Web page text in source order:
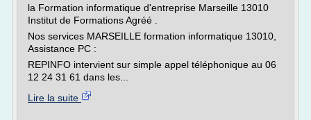
la Formation informatique d'entreprise Marseille 13010
Institut de Formations Agréé .
Nos services MARSEILLE formation informatique 13010,
Assistance PC :
REPINFO intervient sur simple appel téléphonique au 06
12 24 31 61 dans les...
Lire la suite